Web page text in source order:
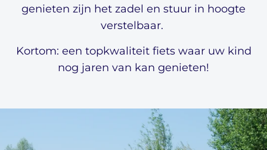
genieten zijn het zadel en stuur in hoogte
verstelbaar.
Kortom: een topkwaliteit fiets waar uw kind
nog jaren van kan genieten!